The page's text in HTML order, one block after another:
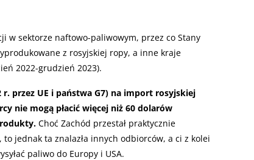
w sektorze naftowo-paliwowym, przez co Stany
z rosyjskiej ropy, a inne kraje
2022-grudzień 2023).
przez UE i państwa G7) na import rosyjskiej
nie mogą płacić więcej niż 60 dolarów
Choć Zachód przestał praktycznie
jednak ta znalazła innych odbiorców, a ci z kolei
paliwo do Europy i USA.